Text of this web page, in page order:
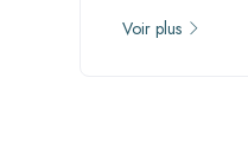
Voir plus